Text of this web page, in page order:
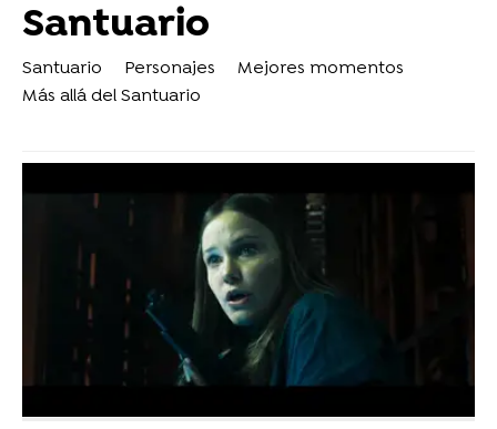
Santuario
Santuario Personajes
Mejores momentos
Más allá del Santuario